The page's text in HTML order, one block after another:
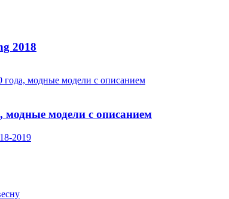
2018
модели с описанием